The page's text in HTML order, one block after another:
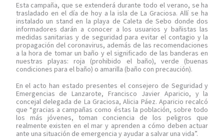
Esta campaña, que se extenderá durante todo el verano, se ha
trasladado en el día de hoy a la isla de La Graciosa. Allí se ha
instalado un stand en la playa de Caleta de Sebo donde dos
informadores darán a conocer a los usuarios y bañistas las
medidas sanitarias y de seguridad para evitar el contagio y la
propagación del coronavirus, además de las recomendaciones
a la hora de tomar un baño y el significado de las banderas en
nuestras playas: roja (prohibido el baño), verde (buenas
condiciones para el baño) o amarilla (baño con precaución).
En el acto han estado presentes el consejero de Seguridad y
Emergencias de Lanzarote, Francisco Javier Aparicio, y la
concejal delegada de La Graciosa, Alicia Páez. Aparicio recalcó
que “gracias a campañas como éstas la población, sobre todo
los más jóvenes, toman conciencia de los peligros que
realmente existen en el mar y aprenden a cómo deben actuar
ante una situación de emergencia y ayudar a salvar una vida”.